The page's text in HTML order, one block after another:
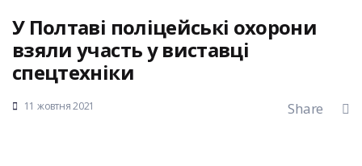
У Полтаві поліцейські охорони
взяли участь у виставці
спецтехніки
11 жовтня 2021 Share